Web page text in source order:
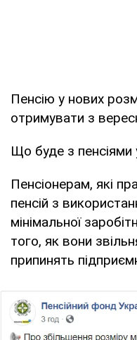
Пенсію у нових
отримувати з
Що буде з пенсіями
Пенсіонерам, які
пенсій з
мінімальної
того, як вони
припинять